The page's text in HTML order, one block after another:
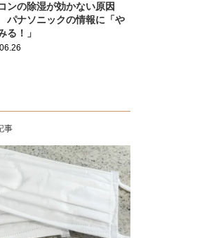
ンの除湿が効かない原因
ナソニックの情報に「や
る！」
事